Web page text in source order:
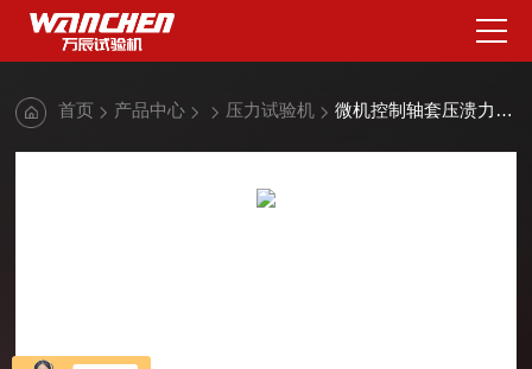
首页 产品中心 压力试验机 微机控制轴套压溃力试验机